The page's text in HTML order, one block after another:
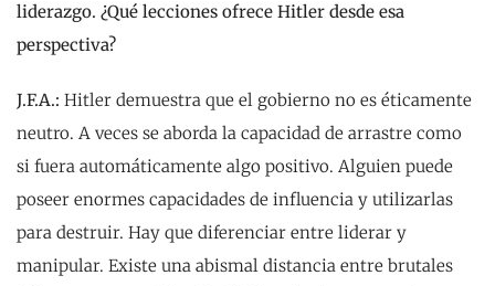
liderazgo. ¿Qué lecciones ofrece Hitler desde esa
perspectiva?
J.F.A.: Hitler demuestra que el gobierno no es éticamente
neutro. A veces se aborda la capacidad de arrastre como
si fuera automáticamente algo positivo. Alguien puede
poseer enormes capacidades de influencia y utilizarlas
para destruir. Hay que diferenciar entre liderar y
manipular. Existe una abismal distancia entre brutales